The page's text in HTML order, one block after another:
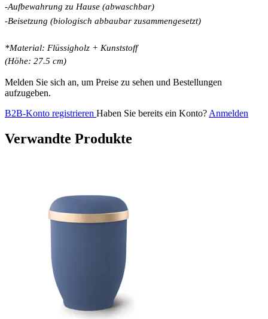
-Aufbewahrung zu Hause (abwaschbar)
-Beisetzung (biologisch abbaubar zusammengesetzt)
*Material: Flüssigholz + Kunststoff
(Höhe: 27.5 cm)
Melden Sie sich an, um Preise zu sehen und Bestellungen
aufzugeben.
B2B-Konto registrieren Haben Sie bereits ein Konto? Anmelden
Verwandte Produkte